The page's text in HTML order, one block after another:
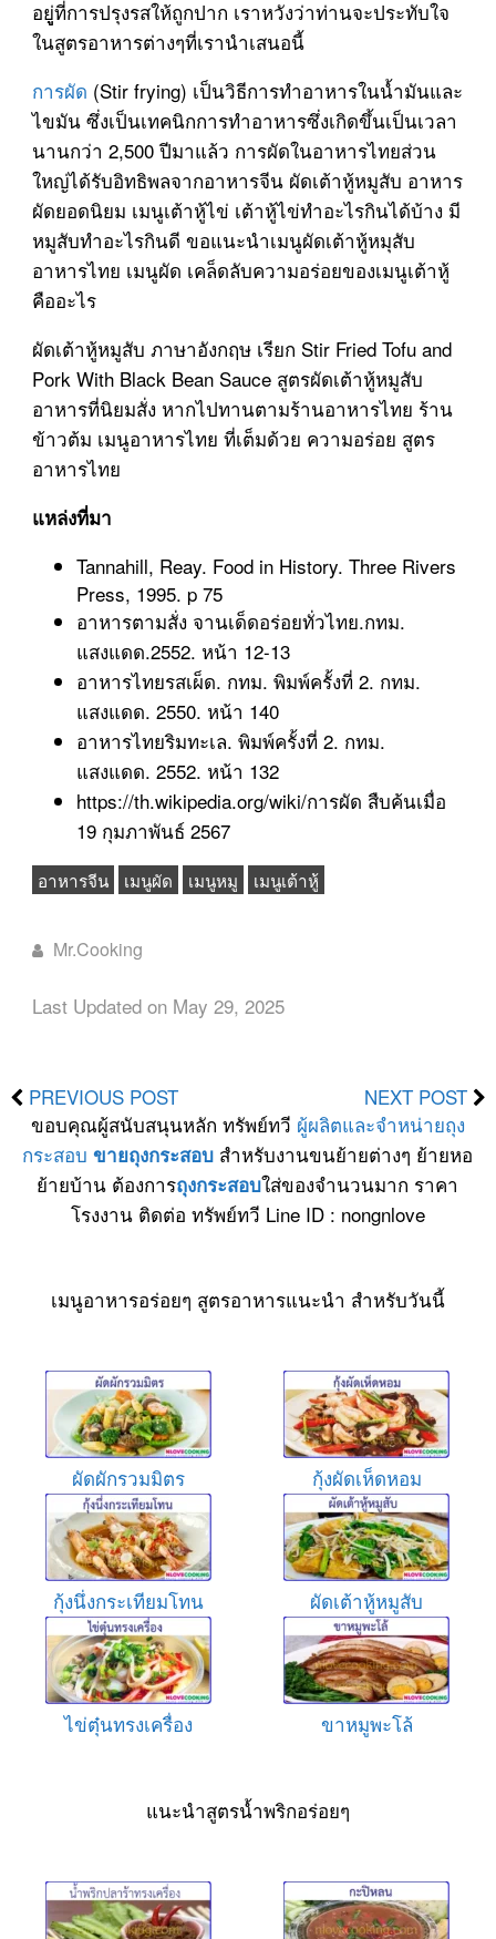
อยูู่ที่การปรุงรสให้ถูกปาก เราหวังว่าท่านจะประทับใจ
ในสูตรอาหารต่างๆที่เรานำเสนอนี้
การผัด (Stir frying) เป็นวิธีการทำอาหารในน้ำมันและ
ไขมัน ซึ่งเป็นเทคนิกการทำอาหารซึ่งเกิดขึ้นเป็นเวลา
นานกว่า 2,500 ปีมาแล้ว การผัดในอาหารไทยส่วน
ใหญ่ได้รับอิทธิพลจากอาหารจีน ผัดเต้าหู้หมูสับ อาหาร
ผัดยอดนิยม เมนูเต้าหู้ไข่ เต้าหู้ไข่ทำอะไรกินได้บ้าง มี
หมูสับทำอะไรกินดี ขอแนะนำเมนูผัดเต้าหู้หมุสับ
อาหารไทย เมนูผัด เคล็ดลับความอร่อยของเมนูเต้าหู้
คืออะไร
ผัดเต้าหู้หมูสับ ภาษาอังกฤษ เรียก Stir Fried Tofu and
Pork With Black Bean Sauce สูตรผัดเต้าหู้หมูสับ
อาหารที่นิยมสั่ง หากไปทานตามร้านอาหารไทย ร้าน
ข้าวต้ม เมนูอาหารไทย ที่เต็มด้วย ความอร่อย สูตร
อาหารไทย
แหล่งที่มา
Tannahill, Reay. Food in History. Three Rivers
Press, 1995. p 75
อาหารตามสั่ง จานเด็ดอร่อยทั่วไทย.กทม.
แสงแดด.2552. หน้า 12-13
อาหารไทยรสเผ็ด. กทม. พิมพ์ครั้งที่ 2. กทม.
แสงแดด. 2550. หน้า 140
อาหารไทยริมทะเล. พิมพ์ครั้งที่ 2. กทม.
แสงแดด. 2552. หน้า 132
https://th.wikipedia.org/wiki/การผัด สืบค้นเมื่อ
19 กุมภาพันธ์ 2567
อาหารจีน เมนูผัด เมนูหมู เมนูเต้าหู้
Mr.Cooking
Last Updated on May 29, 2025
PREVIOUS POST
NEXT POST
ขอบคุณผู้สนับสนุนหลัก ทรัพย์ทวี ผู้ผลิตและจำหน่ายถุง
กระสอบ ขายถุงกระสอบ สำหรับงานขนย้ายต่างๆ ย้ายหอ
ย้ายบ้าน ต้องการถุงกระสอบใส่ของจำนวนมาก ราคา
โรงงาน ติดต่อ ทรัพย์ทวี Line ID : nongnlove
เมนูอาหารอร่อยๆ สูตรอาหารแนะนำ สำหรับวันนี้
ผัดผักรวมมิตร กุ้งผัดเห็ดหอม
กุ้งนึ่งกระเทียมโทน ผัดเต้าหู้หมูสับ
ไข่ตุ๋นทรงเครื่อง ขาหมูพะโล้
แนะนำสูตรน้ำพริกอร่อยๆ